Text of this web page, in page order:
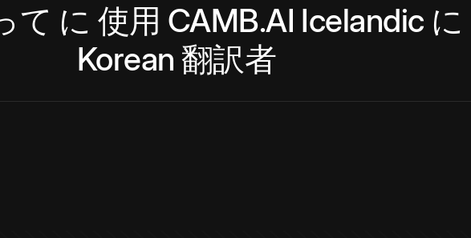
て に 使用 CAMB.AI Icelandic に
Korean 翻訳者